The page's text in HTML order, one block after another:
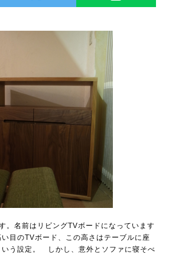
。名前はリビングTVボードになっています
目のTVボード、この高さはテーブルに座
う設定。 しかし、意外とソファに寝そべ